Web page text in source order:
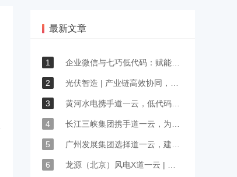
最新文章
1 企业微信与七巧低代码：赋能能源行业数字化转型与效率提升
2 光伏智造 | 产业链高效协同，全生态数智管理
3 黄河水电携手道一云，低代码搭建会议任务督办系统
4 长江三峡集团携手道一云，为近三万名员工打造数字化培训平台
5 广州发展集团选择道一云，建立集团移动化服务统一入口平台
6 龙源（北京）风电X道一云 | 如何提高一线技术人员技能水平？